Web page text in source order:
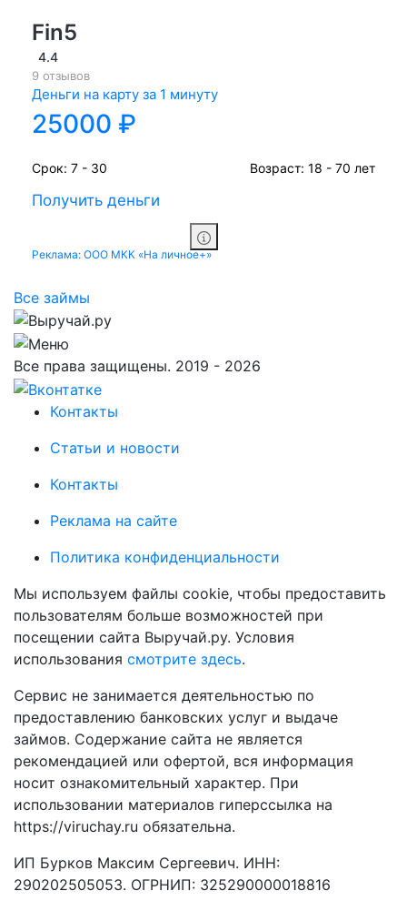
Fin5
4.4
9 отзывов
Деньги на карту за 1 минуту
25000 ₽
Срок: 7 - 30 Возраст: 18 - 70 лет
Получить деньги
Реклама: ООО МКК «На личное+»
Все займы
Все права защищены. 2019 - 2026
Контакты
Статьи и новости
Контакты
Реклама на сайте
Политика конфиденциальности
Мы используем файлы cookie, чтобы предоставить
пользователям больше возможностей при
посещении сайта Выручай.ру. Условия
использования смотрите здесь.
Сервис не занимается деятельностью по
предоставлению банковских услуг и выдаче
займов. Содержание сайта не является
рекомендацией или офертой, вся информация
носит ознакомительный характер. При
использовании материалов гиперссылка на
https://viruchay.ru обязательна.
ИП Бурков Максим Сергеевич. ИНН:
290202505053. ОГРНИП: 325290000018816